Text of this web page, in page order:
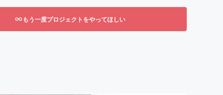
もう一度プロジェクトをやってほしい